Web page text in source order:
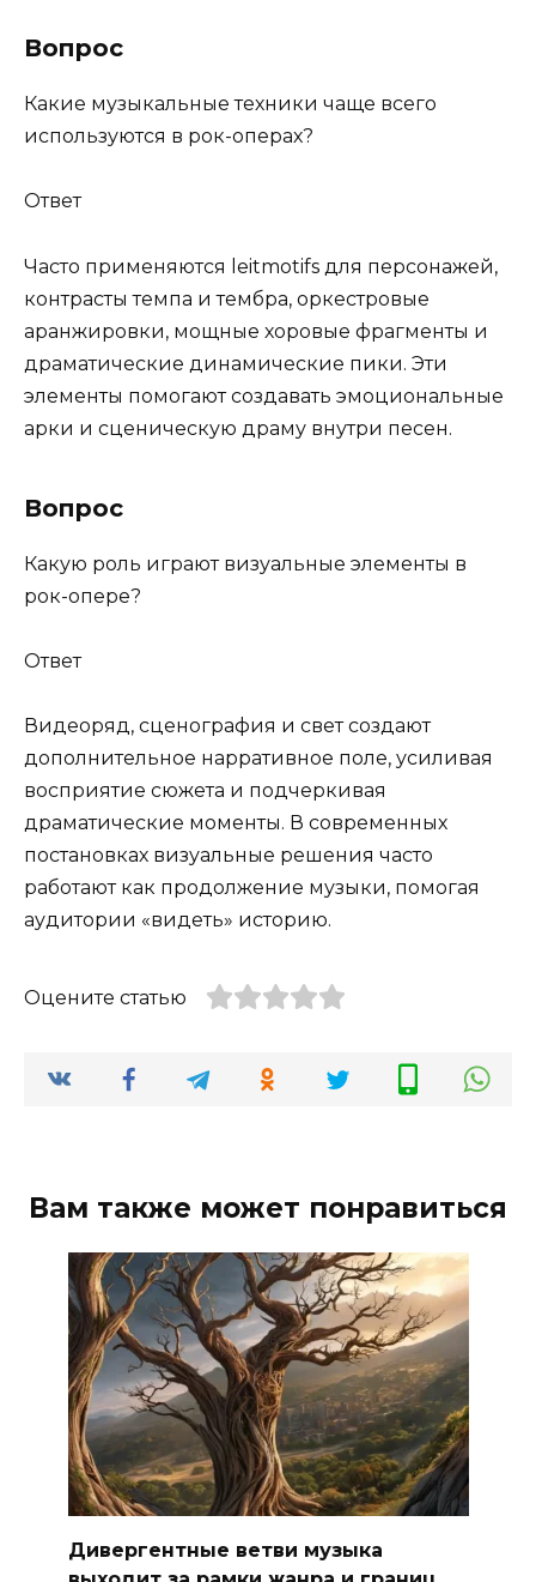
Вопрос
Какие музыкальные техники чаще всего
используются в рок-операх?
Ответ
Часто применяются leitmotifs для персонажей,
контрасты темпа и тембра, оркестровые
аранжировки, мощные хоровые фрагменты и
драматические динамические пики. Эти
элементы помогают создавать эмоциональные
арки и сценическую драму внутри песен.
Вопрос
Какую роль играют визуальные элементы в
рок-опере?
Ответ
Видеоряд, сценография и свет создают
дополнительное нарративное поле, усиливая
восприятие сюжета и подчеркивая
драматические моменты. В современных
постановках визуальные решения часто
работают как продолжение музыки, помогая
аудитории «видеть» историю.
Оцените статью
Вам также может понравиться
Дивергентные ветви музыка